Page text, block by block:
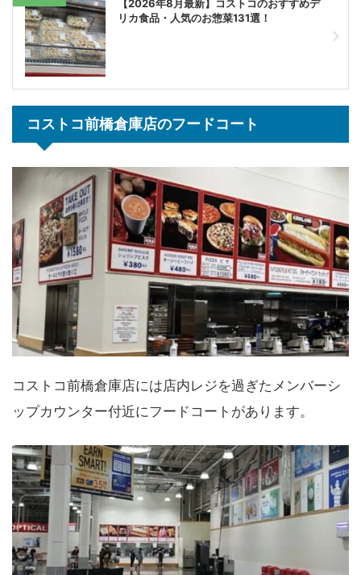
【2026年8月最新】コストコのおすすめデ
リカ食品・人気のお惣菜131選！
コストコ前橋倉庫店のフードコート
コストコ前橋倉庫店には店内レジを過ぎたメンバーシ
ップカウンター付近にフードコートがあります。